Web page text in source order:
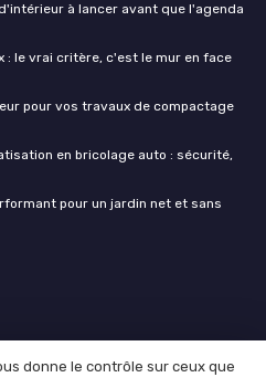
à lancer avant que l'agenda
: le vrai critère, c'est le mur en face
pour vos travaux de compactage
en bricolage auto : sécurité,
pour un jardin net et sans
donne le contrôle sur ceux que